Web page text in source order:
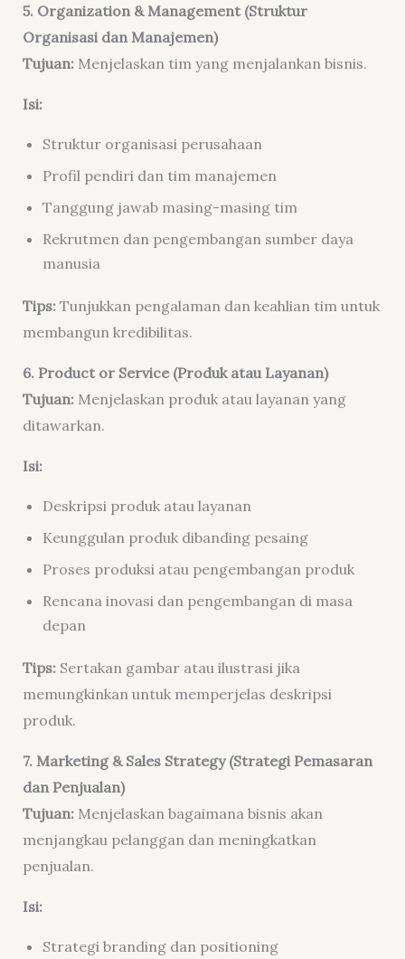
5. Organization & Management (Struktur
Organisasi dan Manajemen)
Tujuan:Menjelaskan tim yang menjalankan bisnis.
Isi:
Struktur organisasi perusahaan
Profil pendiri dan tim manajemen
Tanggung jawab masing-masing tim
Rekrutmen dan pengembangan sumber daya
manusia
Tips:Tunjukkan pengalaman dan keahlian tim untuk
membangun kredibilitas.
6. Product or Service (Produk atau Layanan)
Tujuan:Menjelaskan produk atau layanan yang
ditawarkan.
Isi:
Deskripsi produk atau layanan
Keunggulan produk dibanding pesaing
Proses produksi atau pengembangan produk
Rencana inovasi dan pengembangan di masa
depan
Tips:Sertakan gambar atau ilustrasi jika
memungkinkan untuk memperjelas deskripsi
produk.
7. Marketing & Sales Strategy (Strategi Pemasaran
dan Penjualan)
Tujuan:Menjelaskan bagaimana bisnis akan
menjangkau pelanggan dan meningkatkan
penjualan.
Isi:
Strategi branding dan positioning